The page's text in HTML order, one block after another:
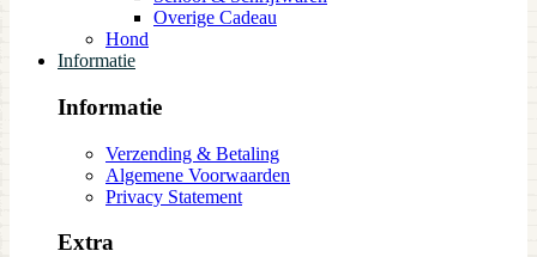
Overige Cadeau
Hond
Informatie
Informatie
Verzending & Betaling
Algemene Voorwaarden
Privacy Statement
Extra